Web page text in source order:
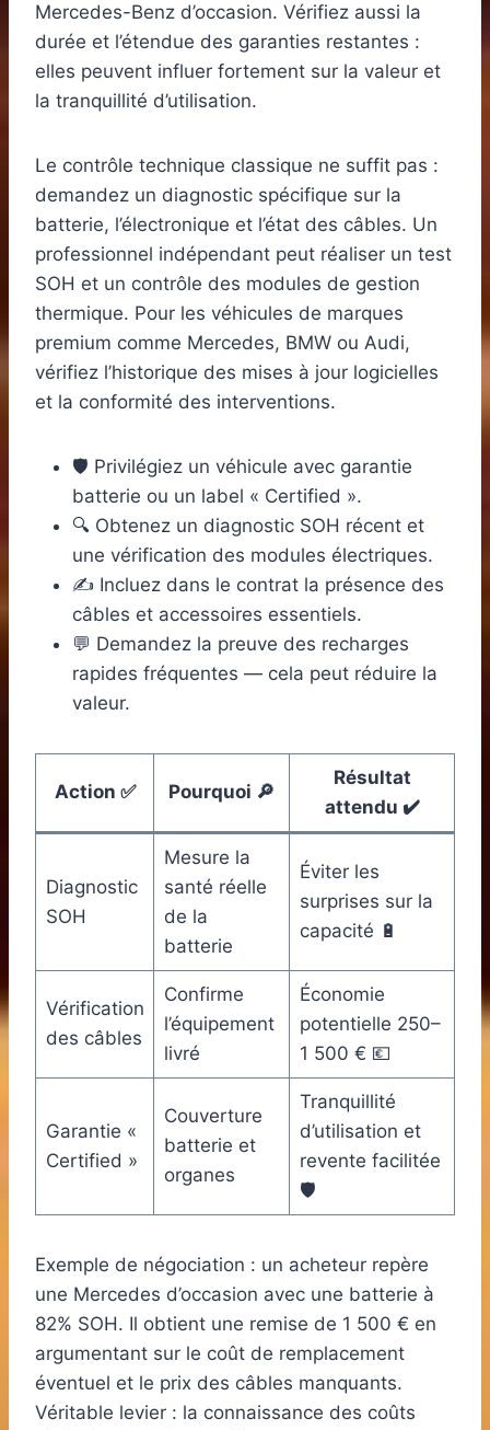
Mercedes-Benz d’occasion. Vérifiez aussi la
durée et l’étendue des garanties restantes :
elles peuvent influer fortement sur la valeur et
la tranquillité d’utilisation.
Le contrôle technique classique ne suffit pas :
demandez un diagnostic spécifique sur la
batterie, l’électronique et l’état des câbles. Un
professionnel indépendant peut réaliser un test
SOH et un contrôle des modules de gestion
thermique. Pour les véhicules de marques
premium comme Mercedes, BMW ou Audi,
vérifiez l’historique des mises à jour logicielles
et la conformité des interventions.
🛡️ Privilégiez un véhicule avec garantie
batterie ou un label « Certified ».
🔍 Obtenez un diagnostic SOH récent et
une vérification des modules électriques.
✍️ Incluez dans le contrat la présence des
câbles et accessoires essentiels.
💬 Demandez la preuve des recharges
rapides fréquentes — cela peut réduire la
valeur.
Action ✅ Pourquoi 🔎
Résultat
attendu ✔️
Diagnostic
SOH
Mesure la
santé réelle
de la
batterie
Éviter les
surprises sur la
capacité 🔋
Vérification
des câbles
Confirme
l’équipement
livré
Économie
potentielle 250–
1 500 € 💶
Garantie «
Certified »
Couverture
batterie et
organes
Tranquillité
d’utilisation et
revente facilitée
🛡️
Exemple de négociation : un acheteur repère
une Mercedes d’occasion avec une batterie à
82% SOH. Il obtient une remise de 1 500 € en
argumentant sur le coût de remplacement
éventuel et le prix des câbles manquants.
Véritable levier : la connaissance des coûts